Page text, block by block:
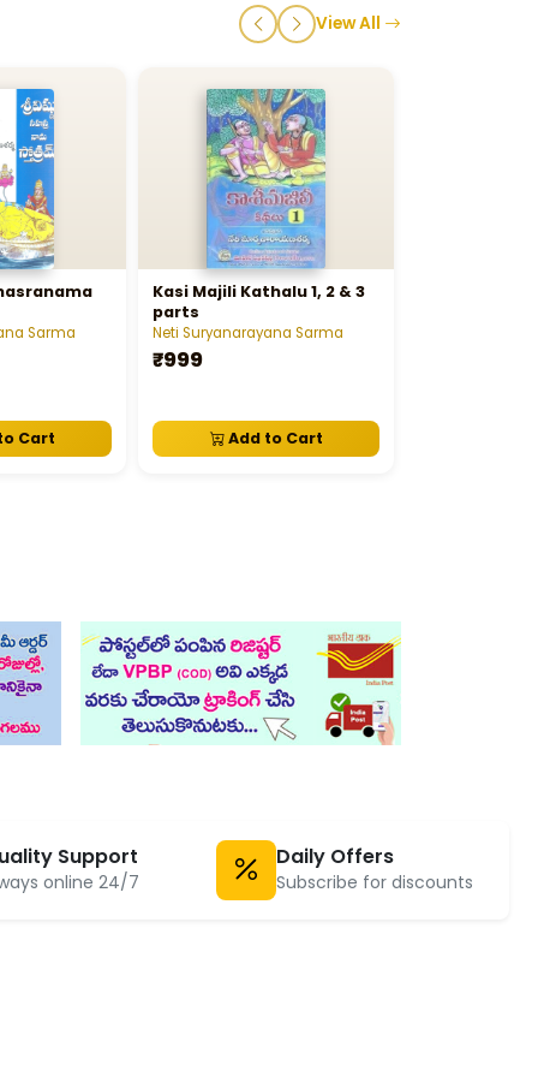
View All
Sarma
Cart
Kasi Majili Kathalu 1, 2 & 3
parts
Neti Suryanarayana Sarma
₹999
Add to Cart
Support
online 24/7
Daily Offers
Subscribe for discounts